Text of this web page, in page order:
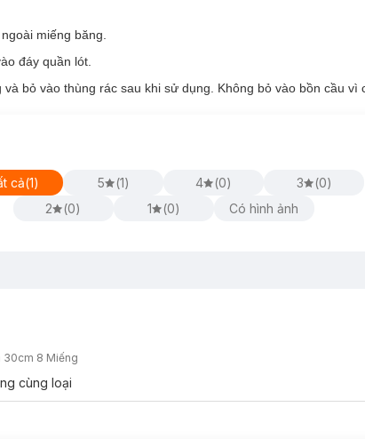
miếng băng.
đáy quần lót.
bỏ vào thùng rác sau khi sử dụng. Không bỏ vào bồn cầu vì
cả(1) 5 (1) 4 (0) 3 (0)
2
(0) 1 (0) Có hình ảnh
30cm 8 Miếng
cùng loại